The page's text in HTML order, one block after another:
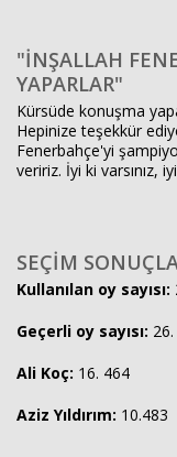
"İNŞALLAH
YAPARLAR"
Kürsüde konuşma
Hepinize teşekkür
Fenerbahçe'yi
veririz. İyi ki varsınız,
SEÇİM
Kullanılan oy sayısı:
Geçerli oy sayısı:
Ali Koç: 16. 464
Aziz Yıldırım: 10.483